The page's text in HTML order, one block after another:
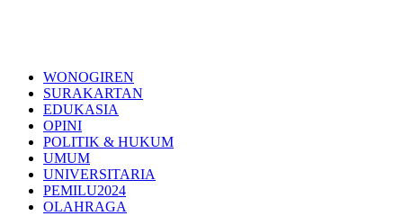
WONOGIREN
SURAKARTAN
EDUKASIA
OPINI
POLITIK & HUKUM
UMUM
UNIVERSITARIA
PEMILU2024
OLAHRAGA